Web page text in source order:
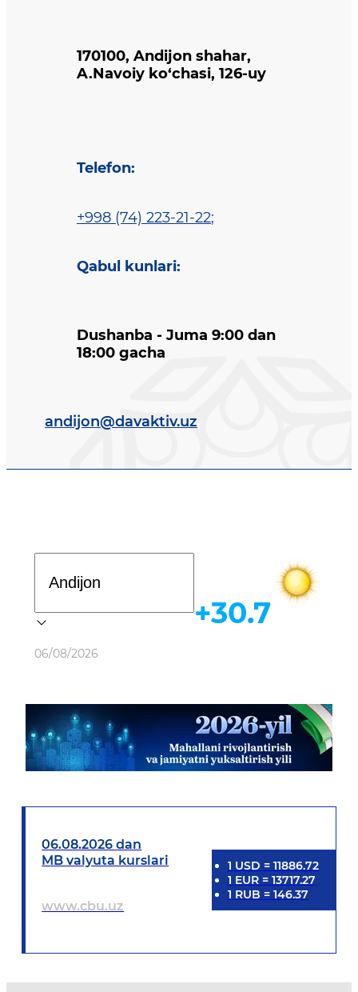
170100, Andijon shahar,
A.Navoiy ko‘chasi, 126-uy
Telefon:
+998 (74) 223-21-22;
Qabul kunlari:
Dushanba - Juma 9:00 dan
18:00 gacha
andijon@davaktiv.uz
Ob-havo
06/08/2026
+30.7
06.08.2026 dan
MB valyuta kurslari
www.cbu.uz
1 USD = 11886.72
1 EUR= 13717.27
1 RUB = 146.37